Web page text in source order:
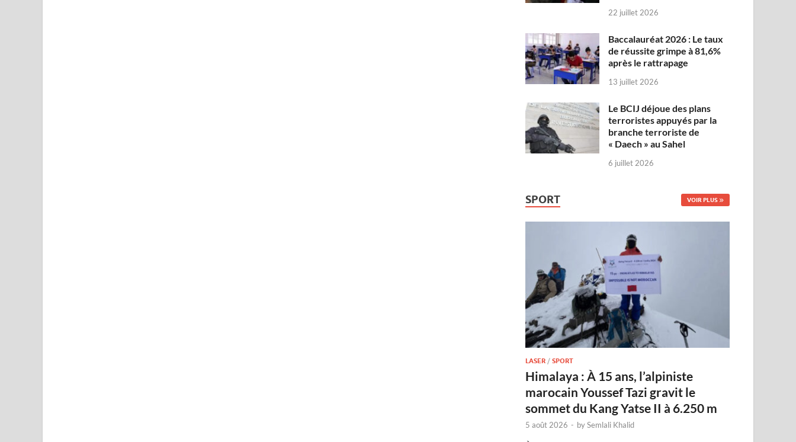
22 juillet 2026
Baccalauréat 2026 : Le taux
de réussite grimpe à 81,6%
après le rattrapage
13 juillet 2026
Le BCIJ déjoue des plans
terroristes appuyés par la
branche terroriste de
« Daech » au Sahel
6 juillet 2026
SPORT VOIR PLUS
LASER /SPORT
Himalaya : À 15 ans, l’alpiniste
marocain Youssef Tazi gravit le
sommet du Kang Yatse II à 6.250 m
5 août 2026 - bySemlali Khalid